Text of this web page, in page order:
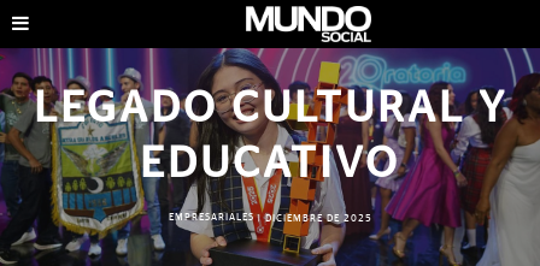
LEGADO CULTURAL Y
EDUCATIVO
EMPRESARIALES|DICIEMBRE DE 2025